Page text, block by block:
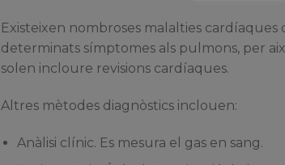
Existeixen nombroses malalties cardíaques
determinats símptomes als pulmons, per
solen incloure revisions cardíaques.
Altres mètodes diagnòstics inclouen:
Anàlisi clínic. Es mesura el gas en sang.